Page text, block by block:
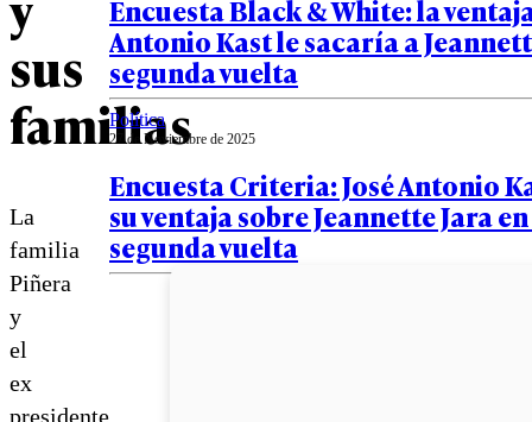
sus
familias
La
familia
Piñera
y
el
ex
presidente
Encuesta Black & White: la
Antonio Kast le sacaría a
segunda vuelta
Política
27 de Noviembre de 2025
Encuesta Criteria: José Antonio
su ventaja sobre Jeannette Jara
segunda vuelta